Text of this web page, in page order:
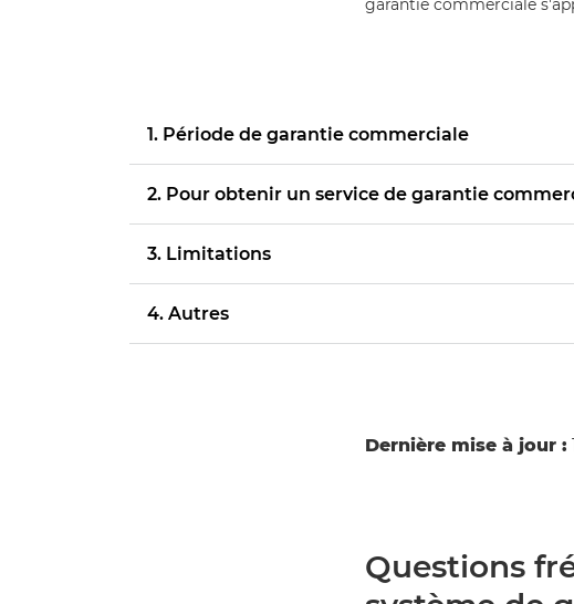
garantie commerciale
1. Période de garantie commerciale
2. Pour obtenir un service de garantie
3. Limitations
4. Autres
Dernière mise à jour :
Questions